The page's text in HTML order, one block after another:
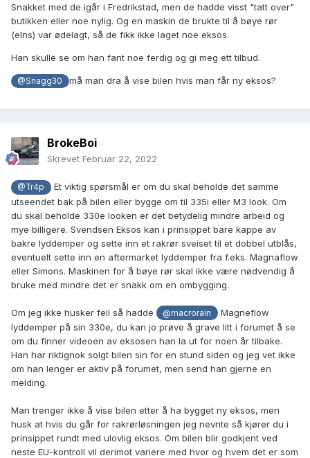
Snakket med de igår i Fredrikstad, men de hadde visst "tatt over"
butikken eller noe nylig. Og en maskin de brukte til å bøye rør
(elns) var ødelagt, så de fikk ikke laget noe eksos.
Han skulle se om han fant noe ferdig og gi meg ett tilbud.
@Snagg30 må man dra å vise bilen hvis man får ny eksos?
BrokeBoi
Skrevet Februar 22, 2022
@Tr4p
Et viktig spørsmål er om du skal beholde det samme
utseendet bak på bilen eller bygge om til 335i eller M3 look. Om
du skal beholde 330e looken er det betydelig mindre arbeid og
mye billigere. Svendsen Eksos kan i prinsippet bare kappe av
bakre lyddemper og sette inn et rakrør sveiset til et dobbel utblås,
eventuelt sette inn en aftermarket lyddemper fra f.eks. Magnaflow
eller Simons. Maskinen for å bøye rør skal ikke være nødvendig å
bruke med mindre det er snakk om en ombygging.
Om jeg ikke husker feil så hadde @macrorain
Magneflow
lyddemper på sin 330e, du kan jo prøve å grave litt i forumet å se
om du finner videoen av eksosen han la ut for noen år tilbake.
Han har riktignok solgt bilen sin for en stund siden og jeg vet ikke
om han lenger er aktiv på forumet, men send han gjerne en
melding.
Man trenger ikke å vise bilen etter å ha bygget ny eksos, men
husk at hvis du går for rakrørløsningen jeg nevnte så kjører du i
prinsippet rundt med ulovlig eksos. Om bilen blir godkjent ved
neste EU-kontroll vil derimot variere med hvor og hvem det er som